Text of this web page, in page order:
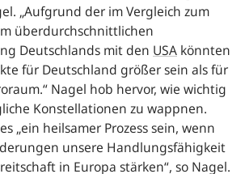
Aufgrund der im Vergleich zum
überdurchschnittlichen
Deutschlands mit den USA könnten
für Deutschland größer sein als für
Nagel hob hervor, wie wichtig
Konstellationen zu wappnen.
ein heilsamer Prozess sein, wenn
unsere Handlungsfähigkeit
in Europa stärken , so Nagel.